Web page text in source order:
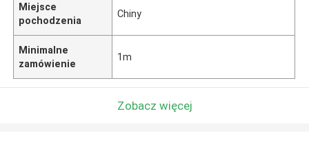
Miejsce
pochodzenia
Chiny
Minimalne
zamówienie
1m
Zobacz więcej